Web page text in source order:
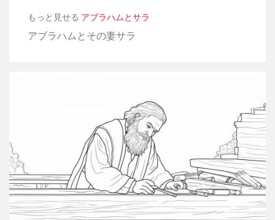
もっと見せる アブラハムとサラ
アブラハムとその妻サラ